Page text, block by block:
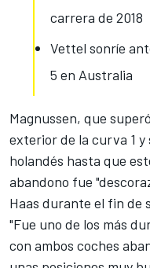
carrera de 2018
Vettel sonríe
5 en Australia
Magnussen, que
exterior de la curva 1 y
holandés hasta que
abandono fue
Haas durante el fin de
"Fue uno de los más
con ambos coches